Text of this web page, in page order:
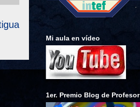
Mi aula en vídeo
1er. Premio Blog de Profesor